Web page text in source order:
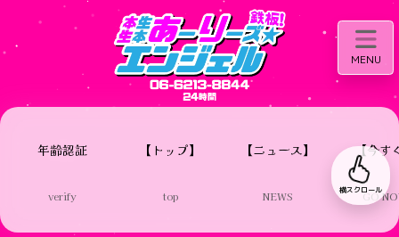
横スクロール
年齢認証
verify
【トップ】
top
【ニュース】
NEWS
【今す
GO
MENU